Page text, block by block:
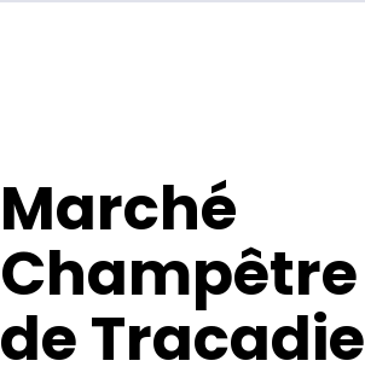
Marché
Champêtre
de Tracadie